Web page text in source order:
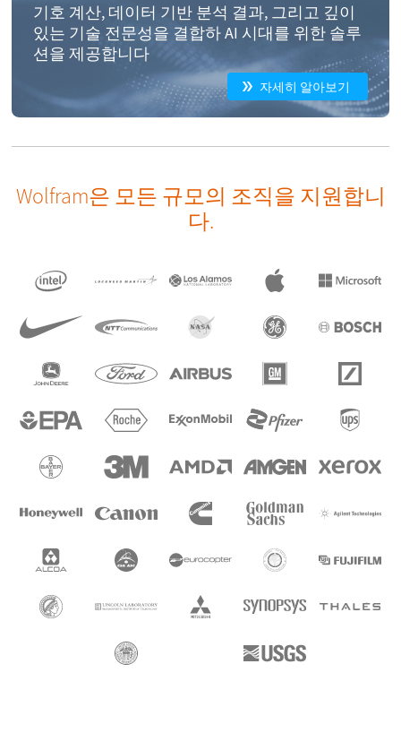
기호 계산, 데이터 기반 분석 결과, 그리고 깊이
있는 기술 전문성을 결합하 AI 시대를 위한 솔루
션을 제공합니다
자세히 알아보기
Wolfram은 모든 규모의 조직을 지원합니
다.